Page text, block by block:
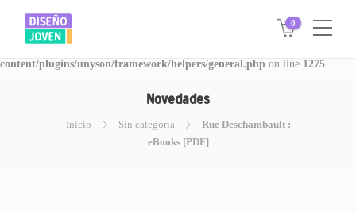
Warning: Invalid argument supplied for foreach() in
/www/disegnojoven.com.ar/htdocs/wp-
content/plugins/unyson/framework/helpers/general.php on line 1275
0
Novedades
Inicio Sin categoría
Rue Deschambault :
eBooks [PDF]